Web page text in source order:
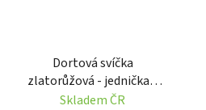
Dortová svíčka
zlatorůžová - jednička 8
cm
Skladem ČR